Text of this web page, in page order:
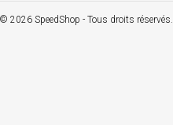
© 2026 SpeedShop - Tous droits réservés.